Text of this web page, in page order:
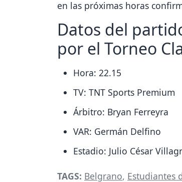
en las próximas horas
Datos del
por el Torneo
Hora: 22.15
TV: TNT Sports Premium
Árbitro: Bryan Ferreyra
VAR: Germán Delfino
Estadio: Julio César
TAGS: Belgrano, Estudiantes